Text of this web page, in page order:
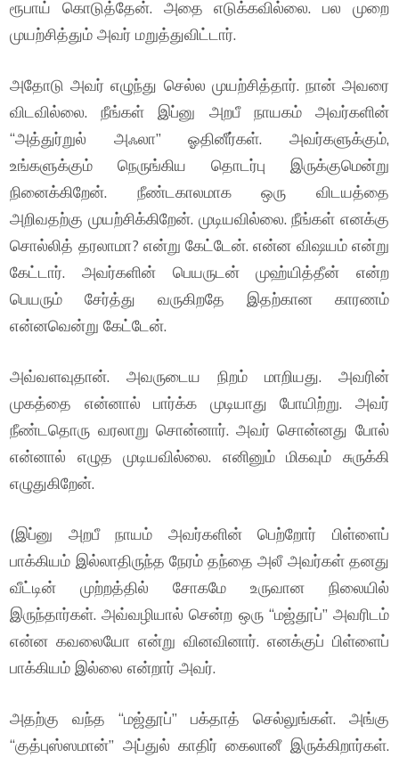
ரூபாய் கொடுத்தேன். அதை எடுக்கவில்லை. பல முறை
முயற்சித்தும் அவர் மறுத்துவிட்டார்.
அதோடு அவர் எழுந்து செல்ல முயற்சித்தார். நான் அவரை
விடவில்லை. நீங்கள் இப்னு அறபீ நாயகம் அவர்களின்
“அத்துர்றுல் அஃலா” ஓதினீர்கள். அவர்களுக்கும்,
உங்களுக்கும் நெருங்கிய தொடர்பு இருக்குமென்று
நினைக்கிறேன். நீண்டகாலமாக ஒரு விடயத்தை
அறிவதற்கு முயற்சிக்கிறேன். முடியவில்லை. நீங்கள் எனக்கு
சொல்லித் தரலாமா? என்று கேட்டேன். என்ன விஷயம் என்று
கேட்டார். அவர்களின் பெயருடன் முஹ்யித்தீன் என்ற
பெயரும் சேர்த்து வருகிறதே இதற்கான காரணம்
என்னவென்று கேட்டேன்.
அவ்வளவுதான். அவருடைய நிறம் மாறியது. அவரின்
முகத்தை என்னால் பார்க்க முடியாது போயிற்று. அவர்
நீண்டதொரு வரலாறு சொன்னார். அவர் சொன்னது போல்
என்னால் எழுத முடியவில்லை. எனினும் மிகவும் சுருக்கி
எழுதுகிறேன்.
(இப்னு அறபீ நாயம் அவர்களின் பெற்றோர் பிள்ளைப்
பாக்கியம் இல்லாதிருந்த நேரம் தந்தை அலீ அவர்கள் தனது
வீட்டின் முற்றத்தில் சோகமே உருவான நிலையில்
இருந்தார்கள். அவ்வழியால் சென்ற ஒரு “மஜ்தூப்” அவரிடம்
என்ன கவலையோ என்று வினவினார். எனக்குப் பிள்ளைப்
பாக்கியம் இல்லை என்றார் அவர்.
அதற்கு வந்த “மஜ்தூப்” பக்தாத் செல்லுங்கள். அங்கு
“குத்புஸ்ஸமான்” அப்துல் காதிர் கைலானீ இருக்கிறார்கள்.